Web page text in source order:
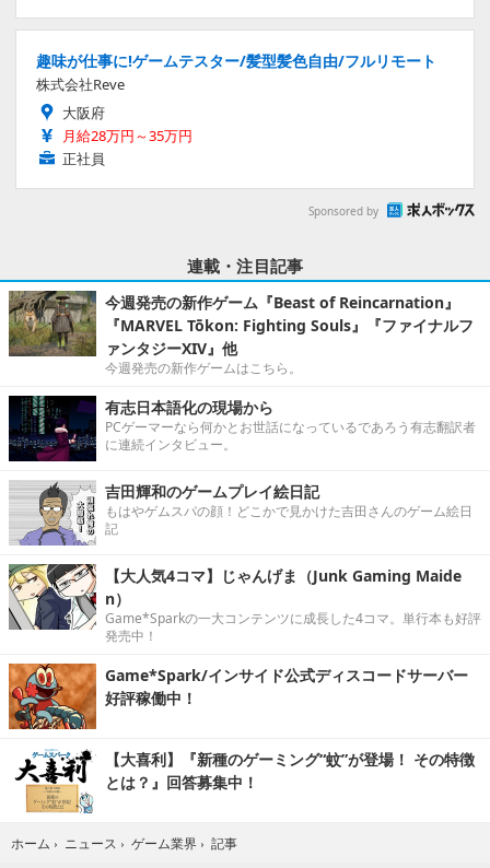
趣味が仕事に!ゲームテスター/髪型髪色自由/フルリモート
株式会社Reve
大阪府
月給28万円～35万円
正社員
Sponsored by
連載・注目記事
今週発売の新作ゲーム『Beast of Reincarnation』
『MARVEL Tōkon: Fighting Souls』『ファイナルフ
ァンタジーXIV』他
今週発売の新作ゲームはこちら。
有志日本語化の現場から
PCゲーマーなら何かとお世話になっているであろう有志翻訳者
に連続インタビュー。
吉田輝和のゲームプレイ絵日記
もはやゲムスパの顔！どこかで見かけた吉田さんのゲーム絵日
記
【大人気4コマ】じゃんげま（Junk Gaming Maide
n）
Game*Sparkの一大コンテンツに成長した4コマ。単行本も好評
発売中！
Game*Spark/インサイド公式ディスコードサーバー
好評稼働中！
【大喜利】『新種のゲーミング“蚊”が登場！ その特徴
とは？』回答募集中！
ホーム › ニュース › ゲーム業界 › 記事